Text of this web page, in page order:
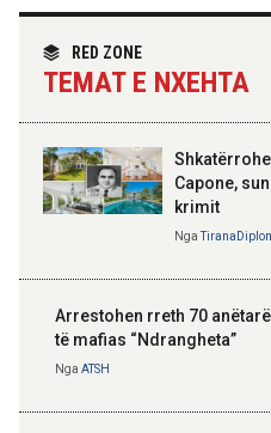
partneritetit
RED ZONE
TEMAT E NXEHTA
Capone,
krimit
Nga
Arrestohen rreth 70
të mafias “Ndrangheta”
Nga ATSH